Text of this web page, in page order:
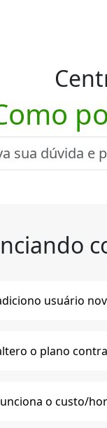
usuário
o plano
o custo/